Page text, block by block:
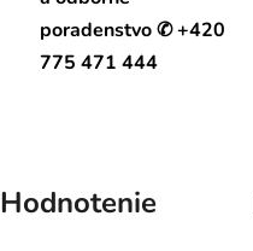
poradenstvo ✆ +420
775 471 444
Hodnotenie